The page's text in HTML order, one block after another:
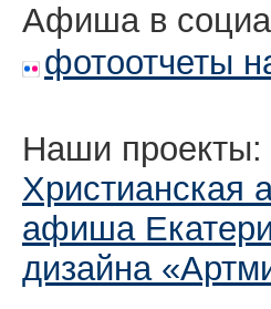
Афиша в
фотоотчеты
Наши проекты:
Христианская
афиша
дизайна